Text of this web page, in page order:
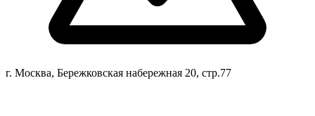
г. Москва, Бережковская набережная 20, стр.77